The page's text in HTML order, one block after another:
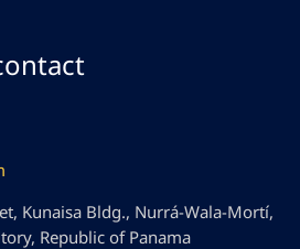
Kunaisa Bldg., Nurrá-Wala-Mortí,
Republic of Panama